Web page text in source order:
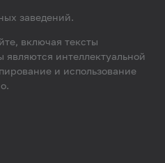
заведений.
включая тексты
являются интеллектуальной
и использование